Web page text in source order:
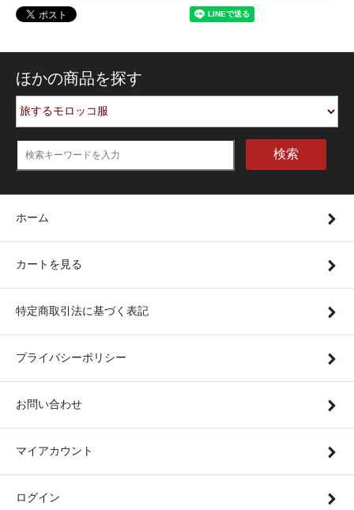
ほかの商品を探す
検索
ホーム
カートを見る
特定商取引法に基づく表記
プライバシーポリシー
お問い合わせ
マイアカウント
ログイン